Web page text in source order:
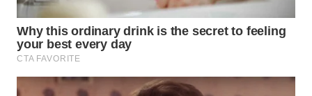
WN
BORNEO
Wahana
Media
Group